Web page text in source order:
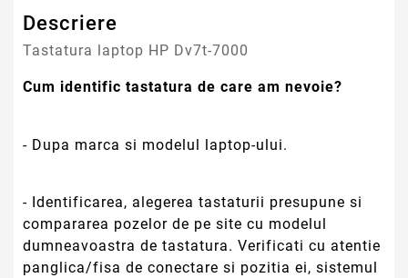
Descriere
Tastatura laptop HP Dv7t-7000
Cum identific tastatura de care am nevoie?
- Dupa marca si modelul laptop-ului.
- Identificarea, alegerea tastaturii presupune si
compararea pozelor de pe site cu modelul
dumneavoastra de tastatura. Verificati cu atentie
panglica/fisa de conectare si pozitia ei, sistemul